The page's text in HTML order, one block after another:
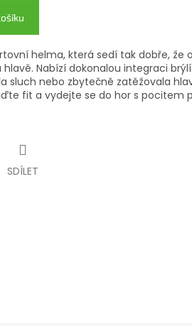
helma, která sedí tak dobře, že
Nabízí dokonalou integraci
sluch nebo zbytečně zatěžovala
fit a vydejte se do hor s pocitem
SDÍLET